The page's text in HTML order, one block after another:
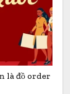
là đồ order